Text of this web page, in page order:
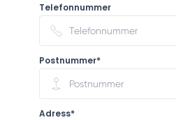
Telefonnummer
Postnummer*
Adress*